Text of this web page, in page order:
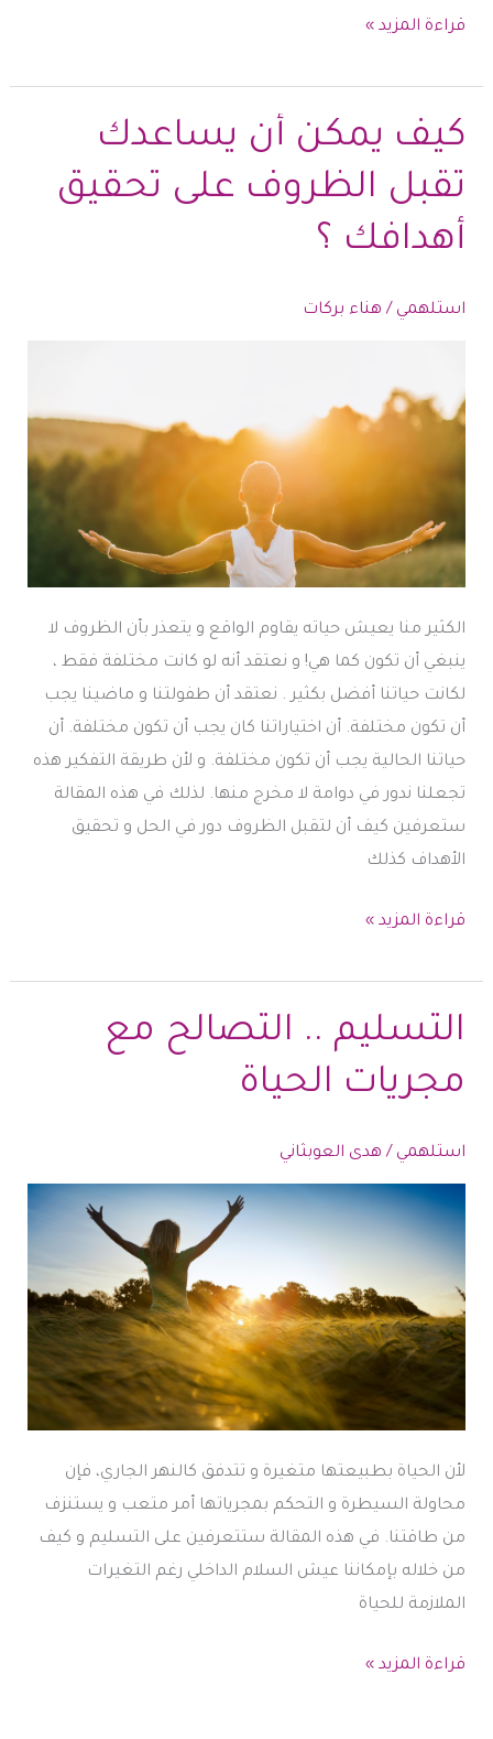
كيف
أفكاري
عندما
أحس
بأني
عالقة؟
قراءة المزيد »
كيف يمكن أن يساعدك
تقبل الظروف على تحقيق
أهدافك ؟
استلهمي / هناء بركات
الكثير منا يعيش حياته يقاوم الواقع و يتعذر بأن الظروف لا
ينبغي أن تكون كما هي! و نعتقد أنه لو كانت مختلفة فقط ،
لكانت حياتنا أفضل بكثير . نعتقد أن طفولتنا و ماضينا يجب
أن تكون مختلفة. أن اختياراتنا كان يجب أن تكون مختلفة. أن
حياتنا الحالية يجب أن تكون مختلفة. و لأن طريقة التفكير هذه
تجعلنا ندور في دوامة لا مخرج منها. لذلك في هذه المقالة
ستعرفين كيف أن لتقبل الظروف دور في الحل و تحقيق
الأهداف كذلك
كيف
أن
يساعدك
الظروف
أهدافك
؟
قراءة المزيد »
التسليم .. التصالح مع
مجريات الحياة
استلهمي / هدى العوبثاني
لأن الحياة بطبيعتها متغيرة و تتدفق كالنهر الجاري، فإن
محاولة السيطرة و التحكم بمجرياتها أمر متعب و يستنزف
من طاقتنا. في هذه المقالة ستتعرفين على التسليم و كيف
من خلاله بإمكاننا عيش السلام الداخلي رغم التغيرات
الملازمة للحياة
التسليم
قراءة المزيد »